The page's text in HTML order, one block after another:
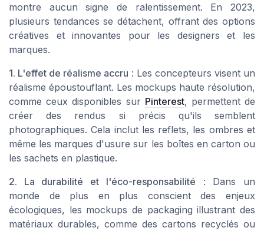
montre aucun signe de ralentissement. En 2023,
plusieurs tendances se détachent, offrant des options
créatives et innovantes pour les designers et les
marques.
1. L'effet de réalisme accru : Les concepteurs visent un
réalisme époustouflant. Les mockups haute résolution,
comme ceux disponibles sur Pinterest, permettent de
créer des rendus si précis qu'ils semblent
photographiques. Cela inclut les reflets, les ombres et
même les marques d'usure sur les boîtes en carton ou
les sachets en plastique.
2. La durabilité et l'éco-responsabilité : Dans un
monde de plus en plus conscient des enjeux
écologiques, les mockups de packaging illustrant des
matériaux durables, comme des cartons recyclés ou